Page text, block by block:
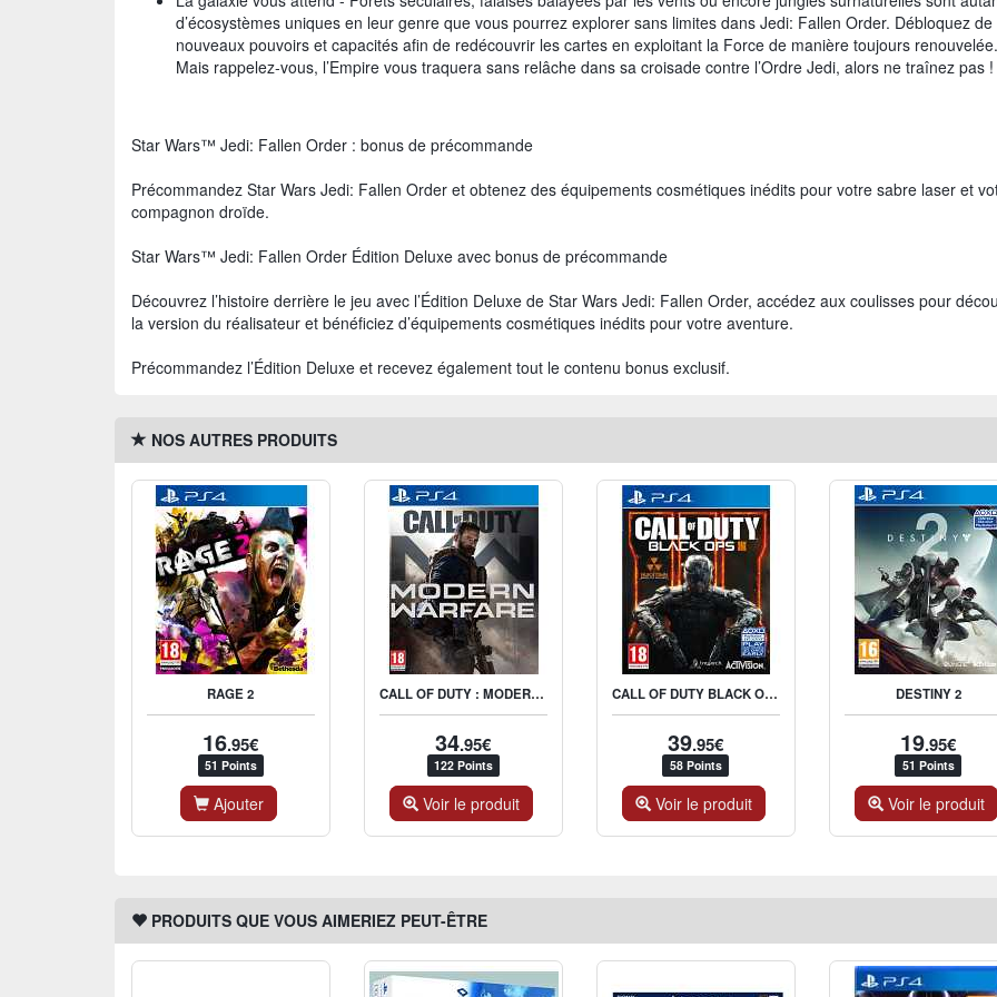
d’écosystèmes uniques en leur genre que vous pourrez explorer sans limites dans Jedi: Fallen Order. Débloquez de
nouveaux pouvoirs et capacités afin de redécouvrir les cartes en exploitant la Force de manière toujours renouvelée.
Mais rappelez-vous, l’Empire vous traquera sans relâche dans sa croisade contre l’Ordre Jedi, alors ne traînez pas !
Star Wars™ Jedi: Fallen Order : bonus de précommande
Précommandez Star Wars Jedi: Fallen Order et obtenez des équipements cosmétiques inédits pour votre sabre laser et
compagnon droïde.
Star Wars™ Jedi: Fallen Order Édition Deluxe avec bonus de précommande
Découvrez l’histoire derrière le jeu avec l’Édition Deluxe de Star Wars Jedi: Fallen Order, accédez aux coulisses pour
la version du réalisateur et bénéficiez d’équipements cosmétiques inédits pour votre aventure.
Précommandez l’Édition Deluxe et recevez également tout le contenu bonus exclusif.
NOS AUTRES PRODUITS
RAGE 2
16.95€
51 Points
Ajouter
CALL OF DUTY : MODERN WARFARE
34.95€
122 Points
Voir le produit
CALL OF DUTY BLACK OPS 3
39.95€
58 Points
Voir le produit
DESTINY 2
19.95€
51 Points
Voir le produit
PRODUITS QUE VOUS AIMERIEZ PEUT-ÊTRE